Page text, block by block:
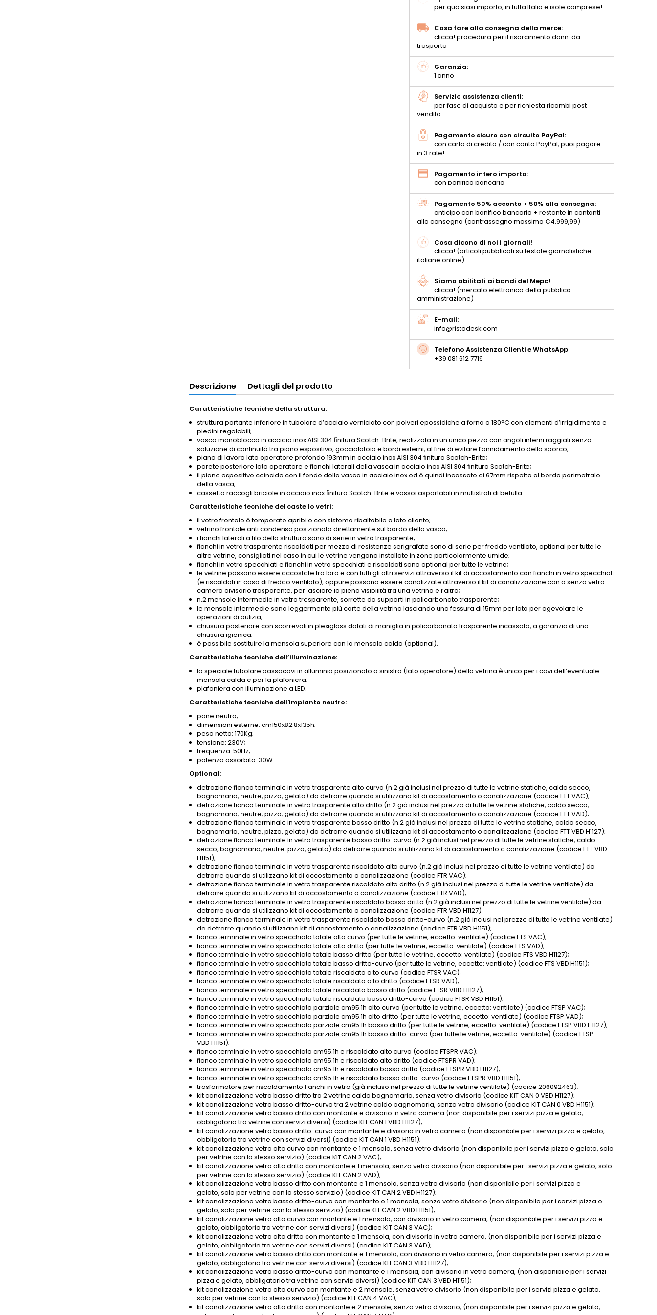
per qualsiasi importo, in tutta Italia e isole comprese!
Cosa fare alla consegna della merce:
clicca! procedura per il risarcimento danni da
trasporto
Garanzia:
1 anno
Servizio assistenza clienti:
per fase di acquisto e per richiesta ricambi post
vendita
Pagamento sicuro con circuito PayPal:
con carta di credito / con conto PayPal, puoi pagare
in 3 rate!
Pagamento intero importo:
con bonifico bancario
Pagamento 50% acconto + 50% alla consegna:
anticipo con bonifico bancario + restante in contanti
alla consegna (contrassegno massimo €4.999,99)
Cosa dicono di noi i giornali!
clicca! (articoli pubblicati su testate giornalistiche
italiane online)
Siamo abilitati ai bandi del Mepa!
clicca! (mercato elettronico della pubblica
amministrazione)
E-mail:
info@ristodesk.com
Telefono Assistenza Clienti e WhatsApp:
+39 081 612 7719
Descrizione Dettagli del prodotto
Caratteristiche tecniche della struttura:
struttura portante inferiore in tubolare d’acciaio verniciato con polveri epossidiche a forno a 180°C con elementi d’irrigidimento e
piedini regolabili;
vasca monoblocco in acciaio inox AISI 304 ﬁnitura Scotch-Brite, realizzata in un unico pezzo con angoli interni raggiati senza
soluzione di continuità tra piano espositivo, gocciolatoio e bordi esterni, al fine di evitare l’annidamento dello sporco;
piano di lavoro lato operatore profondo 193mm in acciaio inox AISI 304 ﬁnitura Scotch-Brite;
parete posteriore lato operatore e fianchi laterali della vasca in acciaio inox AISI 304 ﬁnitura Scotch-Brite;
il piano espositivo coincide con il fondo della vasca in acciaio inox ed è quindi incassato di 67mm rispetto al bordo perimetrale
della vasca;
cassetto raccogli briciole in acciaio inox ﬁnitura Scotch-Brite e vassoi asportabili in multistrati di betulla.
Caratteristiche tecniche del castello vetri:
il vetro frontale è temperato apribile con sistema ribaltabile a lato cliente;
vetrino frontale anti condensa posizionato direttamente sul bordo della vasca;
i fianchi laterali a filo della struttura sono di serie in vetro trasparente;
fianchi in vetro trasparente riscaldati per mezzo di resistenze serigrafate sono di serie per freddo ventilato, optional per tutte le
altre vetrine, consigliati nel caso in cui le vetrine vengano installate in zone particolarmente umide;
fianchi in vetro specchiati e fianchi in vetro specchiati e riscaldati sono optional per tutte le vetrine;
le vetrine possono essere accostate tra loro e con tutti gli altri servizi attraverso il kit di accostamento con fianchi in vetro specchiati
(e riscaldati in caso di freddo ventilato), oppure possono essere canalizzate attraverso il kit di canalizzazione con o senza vetro
camera divisorio trasparente, per lasciare la piena visibilità tra una vetrina e l’altra;
n.2 mensole intermedie in vetro trasparente, sorrette da supporti in policarbonato trasparente;
le mensole intermedie sono leggermente più corte della vetrina lasciando una fessura di 15mm per lato per agevolare le
operazioni di pulizia;
chiusura posteriore con scorrevoli in plexiglass dotati di maniglia in policarbonato trasparente incassata, a garanzia di una
chiusura igienica;
è possibile sostituire la mensola superiore con la mensola calda (optional).
Caratteristiche tecniche dell’illuminazione:
lo speciale tubolare passacavi in alluminio posizionato a sinistra (lato operatore) della vetrina è unico per i cavi dell’eventuale
mensola calda e per la plafoniera;
plafoniera con illuminazione a LED.
Caratteristiche tecniche dell'impianto neutro:
pane neutro;
dimensioni esterne: cm150x82.8x135h;
peso netto: 170Kg;
tensione: 230V;
frequenza: 50Hz;
potenza assorbita: 30W.
Optional:
detrazione fianco terminale in vetro trasparente alto curvo (n.2 già inclusi nel prezzo di tutte le vetrine statiche, caldo secco,
bagnomaria, neutre, pizza, gelato) da detrarre quando si utilizzano kit di accostamento o canalizzazione (codice FTT VAC);
detrazione fianco terminale in vetro trasparente alto dritto (n.2 già inclusi nel prezzo di tutte le vetrine statiche, caldo secco,
bagnomaria, neutre, pizza, gelato) da detrarre quando si utilizzano kit di accostamento o canalizzazione (codice FTT VAD);
detrazione fianco terminale in vetro trasparente basso dritto (n.2 già inclusi nel prezzo di tutte le vetrine statiche, caldo secco,
bagnomaria, neutre, pizza, gelato) da detrarre quando si utilizzano kit di accostamento o canalizzazione (codice FTT VBD H1127);
detrazione fianco terminale in vetro trasparente basso dritto-curvo (n.2 già inclusi nel prezzo di tutte le vetrine statiche, caldo
secco, bagnomaria, neutre, pizza, gelato) da detrarre quando si utilizzano kit di accostamento o canalizzazione (codice FTT VBD
H1151);
detrazione fianco terminale in vetro trasparente riscaldato alto curvo (n.2 già inclusi nel prezzo di tutte le vetrine ventilate) da
detrarre quando si utilizzano kit di accostamento o canalizzazione (codice FTR VAC);
detrazione fianco terminale in vetro trasparente riscaldato alto dritto (n.2 già inclusi nel prezzo di tutte le vetrine ventilate) da
detrarre quando si utilizzano kit di accostamento o canalizzazione (codice FTR VAD);
detrazione fianco terminale in vetro trasparente riscaldato basso dritto (n.2 già inclusi nel prezzo di tutte le vetrine ventilate) da
detrarre quando si utilizzano kit di accostamento o canalizzazione (codice FTR VBD H1127);
detrazione fianco terminale in vetro trasparente riscaldato basso dritto-curvo (n.2 già inclusi nel prezzo di tutte le vetrine ventilate)
da detrarre quando si utilizzano kit di accostamento o canalizzazione (codice FTR VBD H1151);
fianco terminale in vetro specchiato totale alto curvo (per tutte le vetrine, eccetto: ventilate) (codice FTS VAC);
fianco terminale in vetro specchiato totale alto dritto (per tutte le vetrine, eccetto: ventilate) (codice FTS VAD);
fianco terminale in vetro specchiato totale basso dritto (per tutte le vetrine, eccetto: ventilate) (codice FTS VBD H1127);
fianco terminale in vetro specchiato totale basso dritto-curvo (per tutte le vetrine, eccetto: ventilate) (codice FTS VBD H1151);
fianco terminale in vetro specchiato totale riscaldato alto curvo (codice FTSR VAC);
fianco terminale in vetro specchiato totale riscaldato alto dritto (codice FTSR VAD);
fianco terminale in vetro specchiato totale riscaldato basso dritto (codice FTSR VBD H1127);
fianco terminale in vetro specchiato totale riscaldato basso dritto-curvo (codice FTSR VBD H1151);
fianco terminale in vetro specchiato parziale cm95.1h alto curvo (per tutte le vetrine, eccetto: ventilate) (codice FTSP VAC);
fianco terminale in vetro specchiato parziale cm95.1h alto dritto (per tutte le vetrine, eccetto: ventilate) (codice FTSP VAD);
fianco terminale in vetro specchiato parziale cm95.1h basso dritto (per tutte le vetrine, eccetto: ventilate) (codice FTSP VBD H1127);
fianco terminale in vetro specchiato parziale cm95.1h basso dritto-curvo (per tutte le vetrine, eccetto: ventilate) (codice FTSP
VBD H1151);
fianco terminale in vetro specchiato cm95.1h e riscaldato alto curvo (codice FTSPR VAC);
fianco terminale in vetro specchiato cm95.1h e riscaldato alto dritto (codice FTSPR VAD);
fianco terminale in vetro specchiato cm95.1h e riscaldato basso dritto (codice FTSPR VBD H1127);
fianco terminale in vetro specchiato cm95.1h e riscaldato basso dritto-curvo (codice FTSPR VBD H1151);
trasformatore per riscaldamento fianchi in vetro (già incluso nel prezzo di tutte le vetrine ventilate) (codice 206092463);
kit canalizzazione vetro basso dritto tra 2 vetrine caldo bagnomaria, senza vetro divisorio (codice KIT CAN 0 VBD H1127);
kit canalizzazione vetro basso dritto-curvo tra 2 vetrine caldo bagnomaria, senza vetro divisorio (codice KIT CAN 0 VBD H1151);
kit canalizzazione vetro basso dritto con montante e divisorio in vetro camera (non disponibile per i servizi pizza e gelato,
obbligatorio tra vetrine con servizi diversi) (codice KIT CAN 1 VBD H1127);
kit canalizzazione vetro basso dritto-curvo con montante e divisorio in vetro camera (non disponibile per i servizi pizza e gelato,
obbligatorio tra vetrine con servizi diversi) (codice KIT CAN 1 VBD H1151);
kit canalizzazione vetro alto curvo con montante e 1 mensola, senza vetro divisorio (non disponibile per i servizi pizza e gelato, solo
per vetrine con lo stesso servizio) (codice KIT CAN 2 VAC);
kit canalizzazione vetro alto dritto con montante e 1 mensola, senza vetro divisorio (non disponibile per i servizi pizza e gelato, solo
per vetrine con lo stesso servizio) (codice KIT CAN 2 VAD);
kit canalizzazione vetro basso dritto con montante e 1 mensola, senza vetro divisorio (non disponibile per i servizi pizza e
gelato, solo per vetrine con lo stesso servizio) (codice KIT CAN 2 VBD H1127);
kit canalizzazione vetro basso dritto-curvo con montante e 1 mensola, senza vetro divisorio (non disponibile per i servizi pizza e
gelato, solo per vetrine con lo stesso servizio) (codice KIT CAN 2 VBD H1151);
kit canalizzazione vetro alto curvo con montante e 1 mensola, con divisorio in vetro camera, (non disponibile per i servizi pizza e
gelato, obbligatorio tra vetrine con servizi diversi) (codice KIT CAN 3 VAC);
kit canalizzazione vetro alto dritto con montante e 1 mensola, con divisorio in vetro camera, (non disponibile per i servizi pizza e
gelato, obbligatorio tra vetrine con servizi diversi) (codice KIT CAN 3 VAD);
kit canalizzazione vetro basso dritto con montante e 1 mensola, con divisorio in vetro camera, (non disponibile per i servizi pizza e
gelato, obbligatorio tra vetrine con servizi diversi) (codice KIT CAN 3 VBD H1127);
kit canalizzazione vetro basso dritto-curvo con montante e 1 mensola, con divisorio in vetro camera, (non disponibile per i servizi
pizza e gelato, obbligatorio tra vetrine con servizi diversi) (codice KIT CAN 3 VBD H1151);
kit canalizzazione vetro alto curvo con montante e 2 mensole, senza vetro divisorio (non disponibile per i servizi pizza e gelato,
solo per vetrine con lo stesso servizio) (codice KIT CAN 4 VAC);
kit canalizzazione vetro alto dritto con montante e 2 mensole, senza vetro divisorio, (non disponibile per i servizi pizza e gelato,